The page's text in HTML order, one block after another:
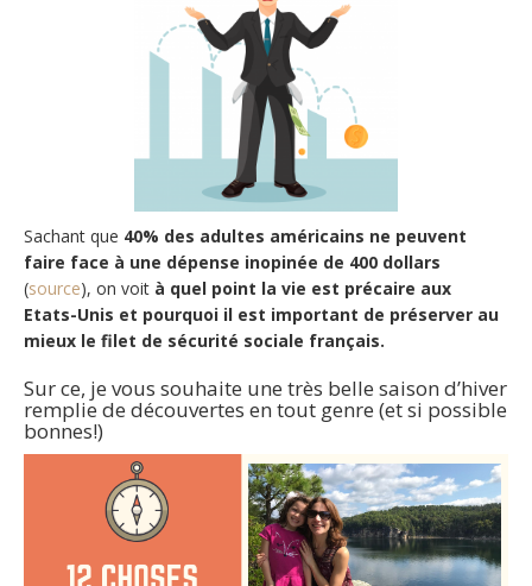
Sachant que 40% des adultes américains ne peuvent
faire face à une dépense inopinée de 400 dollars
(source), on voit à quel point la vie est précaire aux
Etats-Unis et pourquoi il est important de préserver au
mieux le filet de sécurité sociale français.
Sur ce, je vous souhaite une très belle saison d’hiver
remplie de découvertes en tout genre (et si possible
bonnes!)